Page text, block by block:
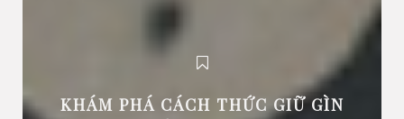
KHÁM PHÁ CÁCH THỨC GIỮ GÌN